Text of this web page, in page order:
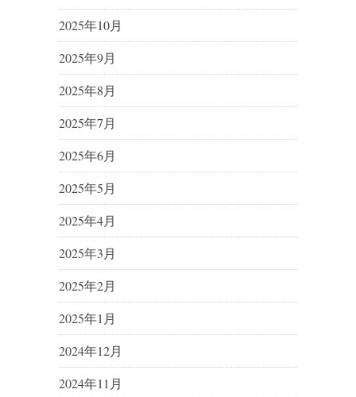
2025年10月
2025年9月
2025年8月
2025年7月
2025年6月
2025年5月
2025年4月
2025年3月
2025年2月
2025年1月
2024年12月
2024年11月